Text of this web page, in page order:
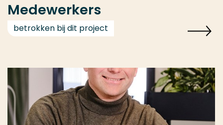
Medewerkers
betrokken bij dit project